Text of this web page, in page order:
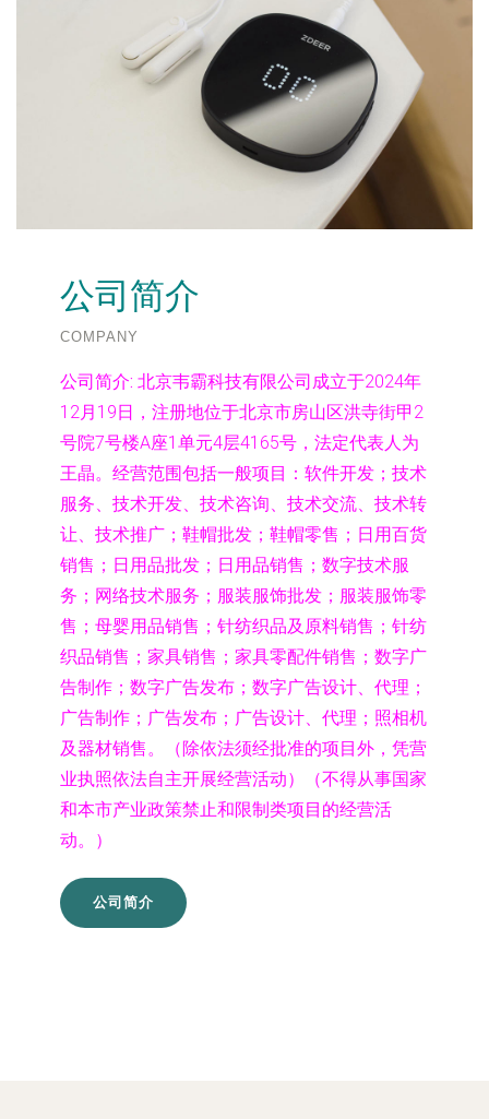
公司简介
COMPANY
公司简介: 北京韦霸科技有限公司成立于2024年
12月19日，注册地位于北京市房山区洪寺街甲2
号院7号楼A座1单元4层4165号，法定代表人为
王晶。经营范围包括一般项目：软件开发；技术
服务、技术开发、技术咨询、技术交流、技术转
让、技术推广；鞋帽批发；鞋帽零售；日用百货
销售；日用品批发；日用品销售；数字技术服
务；网络技术服务；服装服饰批发；服装服饰零
售；母婴用品销售；针纺织品及原料销售；针纺
织品销售；家具销售；家具零配件销售；数字广
告制作；数字广告发布；数字广告设计、代理；
广告制作；广告发布；广告设计、代理；照相机
及器材销售。（除依法须经批准的项目外，凭营
业执照依法自主开展经营活动）（不得从事国家
和本市产业政策禁止和限制类项目的经营活
动。）
公司简介